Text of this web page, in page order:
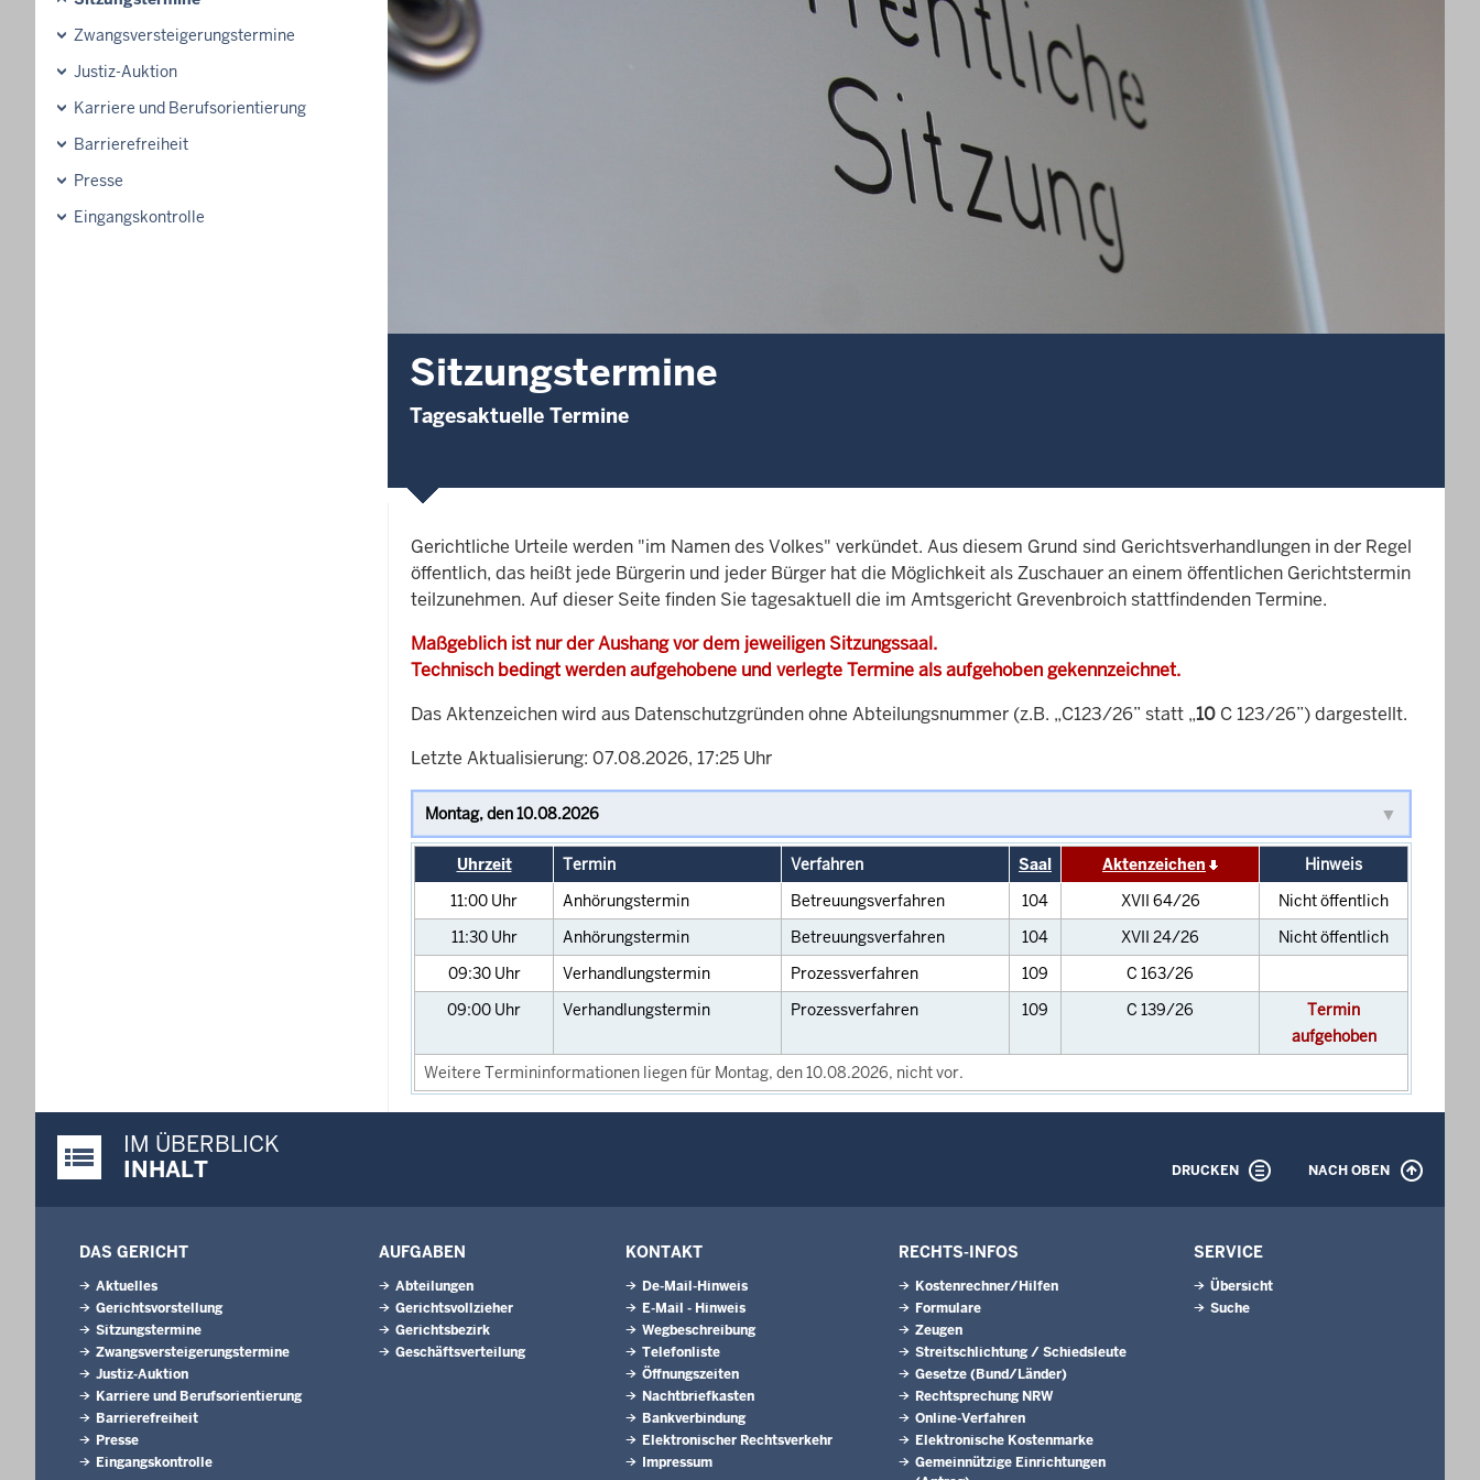
Zwangsversteigerungstermine
Justiz-Auktion
Karriere und Berufsorientierung
Barrierefreiheit
Presse
Eingangskontrolle
Sitzungstermine
Tagesaktuelle Termine
Gerichtliche Urteile werden "im Namen des Volkes" verkündet. Aus diesem Grund sind Gerichtsverhandlungen in der Regel
öffentlich, das heißt jede Bürgerin und jeder Bürger hat die Möglichkeit als Zuschauer an einem öffentlichen Gerichtstermin
teilzunehmen. Auf dieser Seite finden Sie tagesaktuell die im Amtsgericht Grevenbroich stattfindenden Termine.
Maßgeblich ist nur der Aushang vor dem jeweiligen Sitzungssaal.
Technisch bedingt werden aufgehobene und verlegte Termine als aufgehoben gekennzeichnet.
Das Aktenzeichen wird aus Datenschutzgründen ohne Abteilungsnummer (z.B. „C123/26” statt „10 C 123/26”) dargestellt.
Letzte Aktualisierung: 07.08.2026, 17:25 Uhr
Uhrzeit Termin Verfahren Saal Aktenzeichen
Hinweis
11:00 Uhr Anhörungstermin Betreuungsverfahren 104 XVII 64/26
Nicht öffentlich
11:30 Uhr Anhörungstermin Betreuungsverfahren 104 XVII 24/26
Nicht öffentlich
09:30 Uhr Verhandlungstermin Prozessverfahren 109
C 163/26
09:00 Uhr Verhandlungstermin Prozessverfahren 109 C 139/26
Termin
aufgehoben
Weitere Termininformationen liegen für Montag, den 10.08.2026, nicht vor.
Justiz-Portal im Überblick:
IM ÜBERBLICK
INHALT
DRUCKEN NACH OBEN
DAS GERICHT
Aktuelles
Gerichtsvorstellung
Sitzungstermine
Zwangsversteigerungstermine
Justiz-Auktion
Karriere und Berufsorientierung
Barrierefreiheit
Presse
Eingangskontrolle
AUFGABEN
Abteilungen
Gerichtsvollzieher
Gerichtsbezirk
Geschäftsverteilung
KONTAKT
De-Mail-Hinweis
E-Mail - Hinweis
Wegbeschreibung
Telefonliste
Öffnungszeiten
Nachtbriefkasten
Bankverbindung
Elektronischer Rechtsverkehr
Impressum
RECHTS-INFOS
Kostenrechner/Hilfen
Formulare
Zeugen
Streitschlichtung / Schiedsleute
Gesetze (Bund/Länder)
Rechtsprechung NRW
Online-Verfahren
Elektronische Kostenmarke
Gemeinnützige Einrichtungen
SERVICE
Übersicht
Suche